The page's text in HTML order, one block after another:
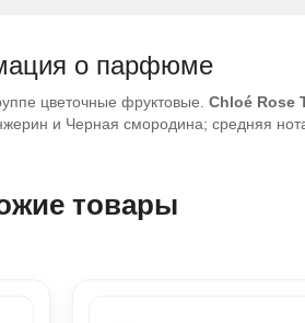
о парфюме
цветочные фруктовые. Chloé Rose
и Черная смородина; средняя
товары